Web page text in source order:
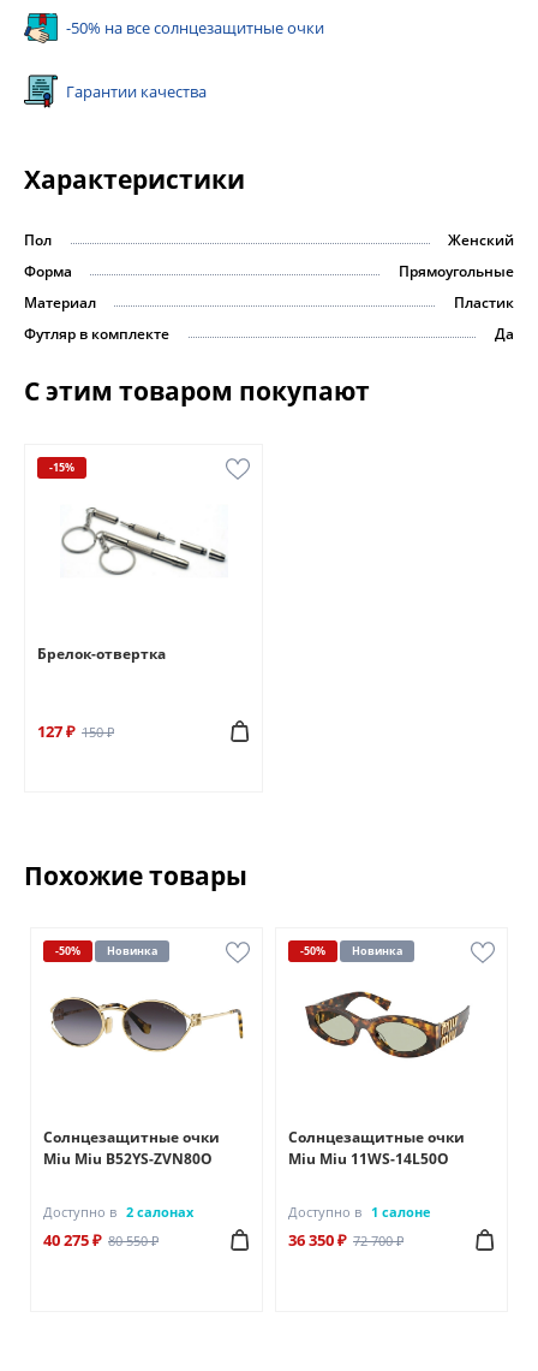
-50% на все солнцезащитные очки
Гарантии качества
Характеристики
Пол
Женский
Форма
Прямоугольные
Материал
Пластик
Футляр в комплекте
Да
С этим товаром покупают
-15%
Брелок-отвертка
127 ₽ 150 ₽
Похожие товары
-50% Новинка
Солнцезащитные очки
Miu Miu B52YS-ZVN80O
Доступно в 2 салонах
40 275 ₽ 80 550 ₽
-50% Новинка
Солнцезащитные очки
Miu Miu 11WS-14L50O
Доступно в 1 салоне
36 350 ₽ 72 700 ₽